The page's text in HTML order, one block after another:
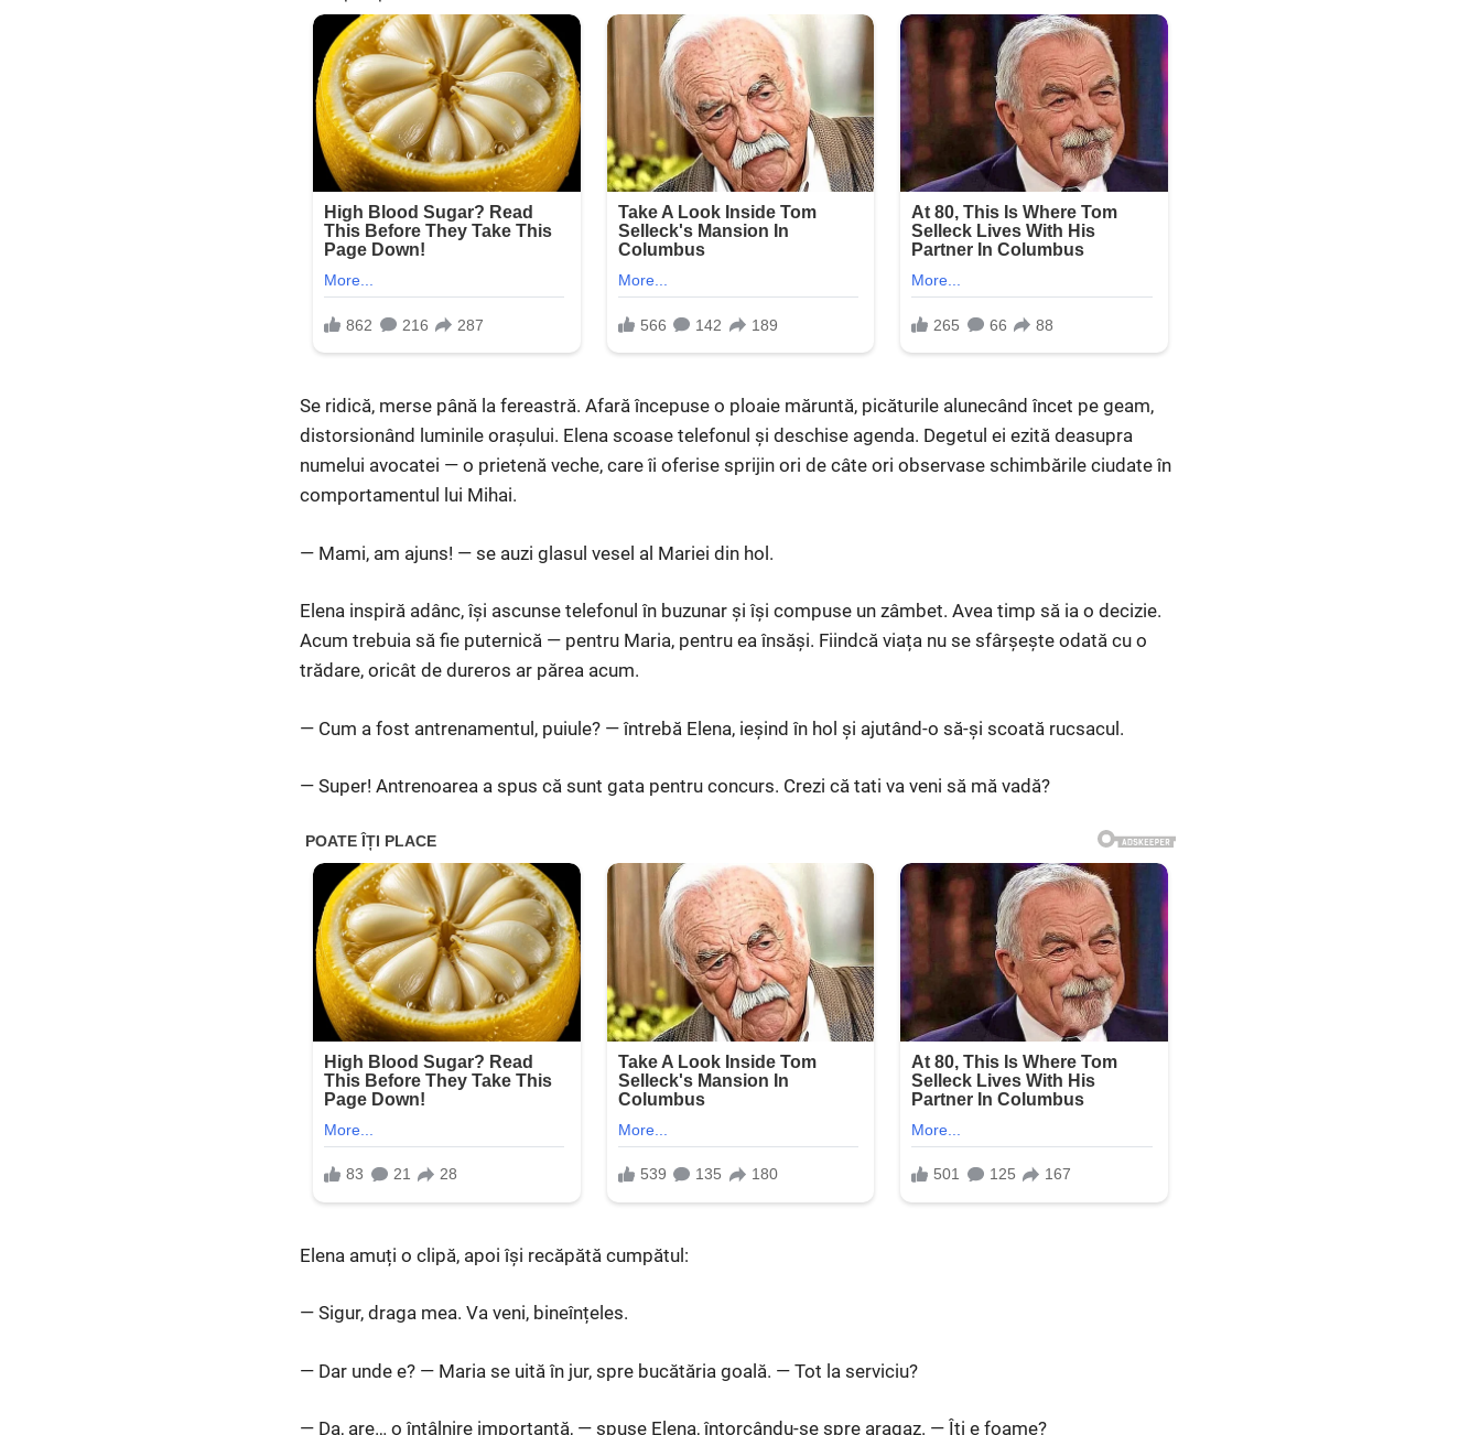
Se ridică, merse până la fereastră. Afară începuse o ploaie măruntă, picăturile alunecând încet pe geam,
distorsionând luminile orașului. Elena scoase telefonul și deschise agenda. Degetul ei ezită deasupra
numelui avocatei — o prietenă veche, care îi oferise sprijin ori de câte ori observase schimbările ciudate în
comportamentul lui Mihai.
— Mami, am ajuns! — se auzi glasul vesel al Mariei din hol.
Elena inspiră adânc, își ascunse telefonul în buzunar și își compuse un zâmbet. Avea timp să ia o decizie.
Acum trebuia să fie puternică — pentru Maria, pentru ea însăși. Fiindcă viața nu se sfârșește odată cu o
trădare, oricât de dureros ar părea acum.
— Cum a fost antrenamentul, puiule? — întrebă Elena, ieșind în hol și ajutând-o să-și scoată rucsacul.
— Super! Antrenoarea a spus că sunt gata pentru concurs. Crezi că tati va veni să mă vadă?
Elena amuți o clipă, apoi își recăpătă cumpătul:
— Sigur, draga mea. Va veni, bineînțeles.
— Dar unde e? — Maria se uită în jur, spre bucătăria goală. — Tot la serviciu?
— Da, are… o întâlnire importantă, — spuse Elena, întorcându-se spre aragaz. — Îți e foame?